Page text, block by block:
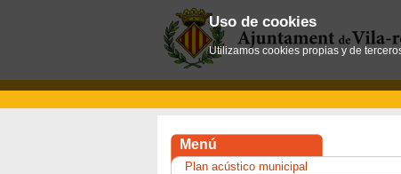
Menú
Plan acústico municipal
Uso de cookies
Utilizamos cookies propias y de